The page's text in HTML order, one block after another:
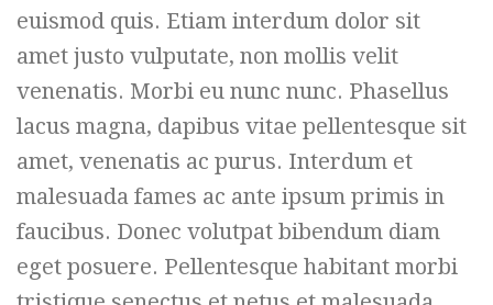
euismod quis. Etiam interdum dolor sit
amet justo vulputate, non mollis velit
venenatis. Morbi eu nunc nunc. Phasellus
lacus magna, dapibus vitae pellentesque sit
amet, venenatis ac purus. Interdum et
malesuada fames ac ante ipsum primis in
faucibus. Donec volutpat bibendum diam
eget posuere. Pellentesque habitant morbi